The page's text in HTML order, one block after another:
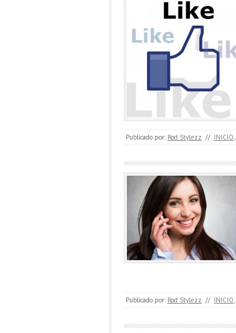
Publicado por: Rod Stylezz // INICIO
Publicado por: Rod Stylezz // INICIO